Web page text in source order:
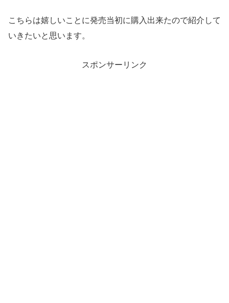
こちらは嬉しいことに発売当初に購入出来たので紹介して
いきたいと思います。
スポンサーリンク